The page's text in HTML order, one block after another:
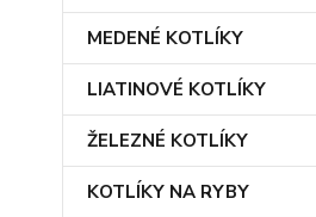
MEDENÉ KOTLÍKY
LIATINOVÉ KOTLÍKY
ŽELEZNÉ KOTLÍKY
KOTLÍKY NA RYBY